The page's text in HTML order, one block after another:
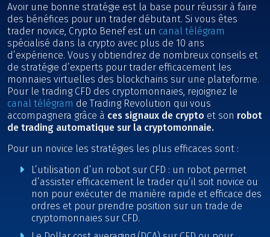
Avoir une bonne stratégie est la base pour réussir à faire
des bénéfices pour un trader débutant. Si vous êtes
trader novice, Crypto Benef est un canal télégram
spécialisé dans la crypto avec plus de 10 ans
d’expérience. Vous y obtiendrez de nombreux conseils et
de stratégie d’experts pour trader efficacement les
monnaies virtuelles des blockchains sur une plateforme.
Pour le trading CFD des cryptomonnaies, rejoignez le
canal télégram de Trading Revolution qui vous
accompagnera grâce à ces signaux de crypto et son robot
de trading automatique sur la cryptomonnaie.
Pour un novice les stratégies les plus efficaces sont :
L’utilisation d’un robot sur CFD : un robot permet
d’assister efficacement le trader qu’il soit novice ou
non pour exécuter de manière rapide et efficace des
ordres et pour prendre position sur un trade de
cryptomonnaies sur CFD.